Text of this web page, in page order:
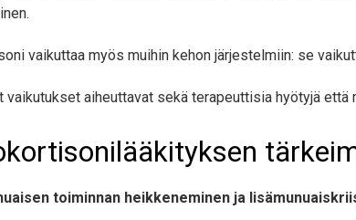
vaikuttaa myös muihin kehon järjestelmiin: se
vaikutukset aiheuttavat sekä terapeuttisia hyötyjä että
toiminnan heikkeneminen ja